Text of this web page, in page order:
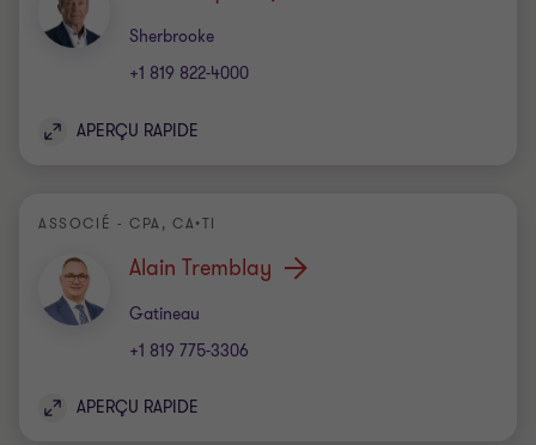
Sherbrooke
Bureau
+1 819 822-4000
APERÇU RAPIDE
ASSOCIÉ - CPA, CA•TI
Alain Tremblay
Gatineau
Bureau
+1 819 775-3306
APERÇU RAPIDE